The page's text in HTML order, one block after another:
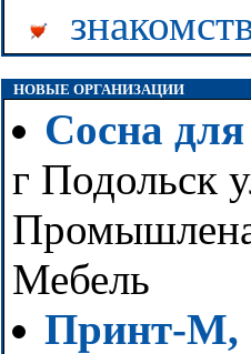
НОВЫЕ ОРГАНИЗАЦИИ
Сосна для
г Подольск
Мебель
Принт-